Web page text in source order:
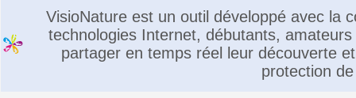
VisioNature est un outil développé avec la
technologies Internet, débutants,
partager en temps réel leur découverte
protection